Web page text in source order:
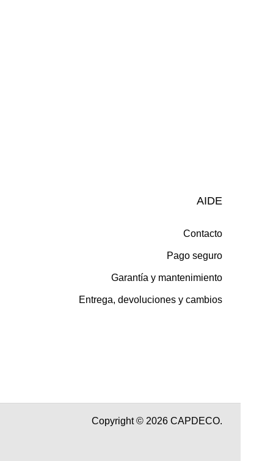
AIDE
Contacto
Pago seguro
Garantía y mantenimiento
Entrega, devoluciones y cambios
Copyright © 2026 CAPDECO.